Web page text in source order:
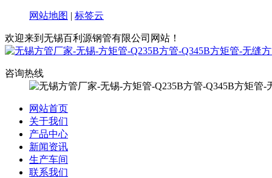
网站地图 | 标签云
欢迎来到无锡百利源钢管有限公司网站！
咨询热线
网站首页
关于我们
产品中心
新闻资讯
生产车间
联系我们